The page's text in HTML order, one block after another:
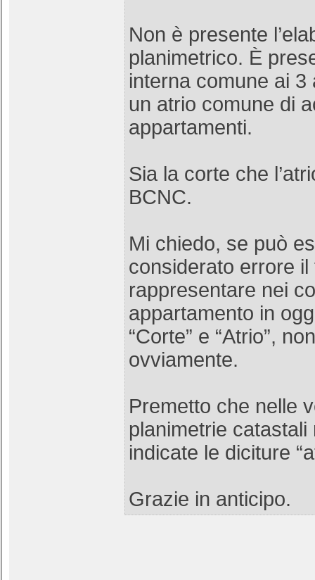
Non è presente
planimetrico. È
interna comune ai 3
un atrio comune di
appartamenti.
Sia la corte che
BCNC.
Mi chiedo, se può
considerato errore il
rappresentare nei
appartamento in
“Corte” e “Atrio”,
ovviamente.
Premetto che nelle
planimetrie
indicate le diciture
Grazie in anticipo.